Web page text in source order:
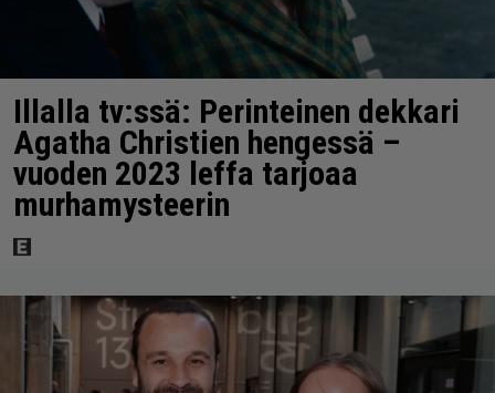
Illalla tv:ssä: Perinteinen dekkari
Agatha Christien hengessä –
vuoden 2023 leffa tarjoaa
murhamysteerin